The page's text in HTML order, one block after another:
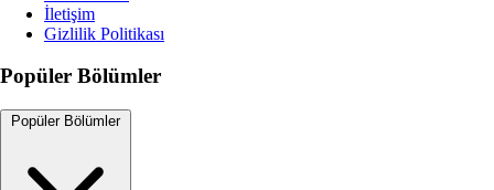
İletişim
Gizlilik Politikası
Popüler Bölümler
Popüler Bölümler